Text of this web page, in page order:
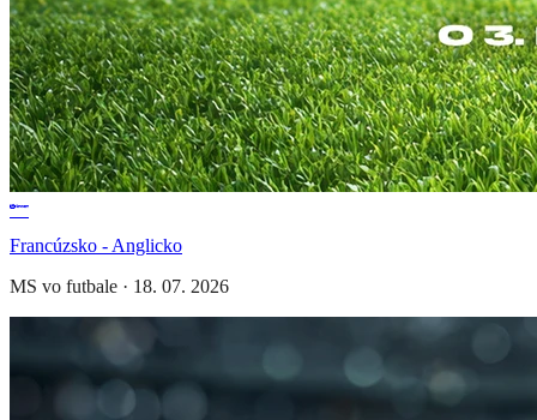
Francúzsko - Anglicko
MS vo futbale · 18. 07. 2026